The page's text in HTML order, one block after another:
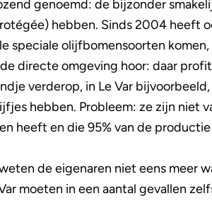
genoemd: de bijzonder
hebben. Sinds 2004 heeft
speciale olijfbomensoorten
directe omgeving hoor: daar
verderop, in Le Var
hebben. Probleem: ze zijn niet
heeft en die 95% van de
de eigenaren niet eens meer
moeten in een aantal gevallen